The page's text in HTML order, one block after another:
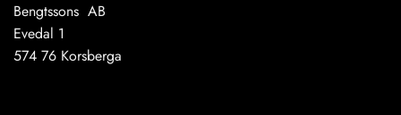
Bengtssons AB
Evedal 1
574 76 Korsberga